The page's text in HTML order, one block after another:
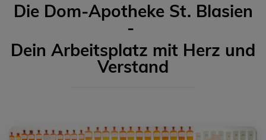
Die Dom-Apotheke St. Blasien
-
Dein Arbeitsplatz mit Herz und
Verstand